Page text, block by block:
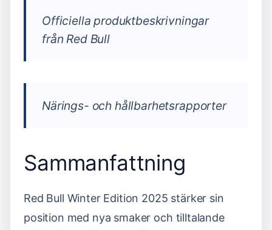
Officiella produktbeskrivningar
från Red Bull
Närings- och hållbarhetsrapporter
Sammanfattning
Red Bull Winter Edition 2025 stärker sin
position med nya smaker och tilltalande